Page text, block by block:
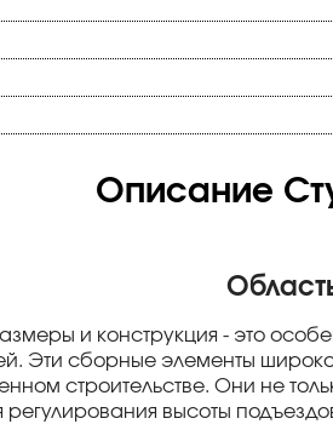
Описание
и конструкция - это
Эти сборные элементы
строительстве. Они не
регулирования высоты